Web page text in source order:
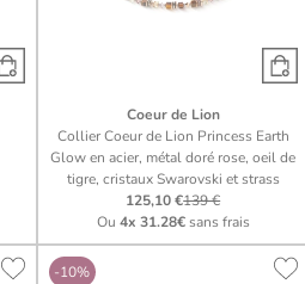
Coeur de Lion
Collier Coeur de Lion Princess Earth
Glow en acier, métal doré rose, oeil de
tigre, cristaux Swarovski et strass
125,10 €139 €
Ou 4x 31.28€sans frais
-10%